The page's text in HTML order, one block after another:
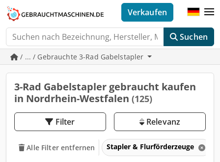
Suchen
Verkaufen
/ ... / Gebrauchte 3-Rad Gabelstapler
3-Rad Gabelstapler gebraucht kaufen
in Nordrhein-Westfalen (125)
Filter Relevanz
Alle Filter entfernen Stapler & Flurförderzeuge